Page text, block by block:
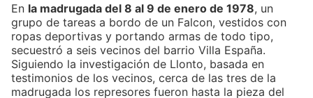
En la madrugada del 8 al 9 de enero de 1978, un
grupo de tareas a bordo de un Falcon, vestidos con
ropas deportivas y portando armas de todo tipo,
secuestró a seis vecinos del barrio Villa España.
Siguiendo la investigación de Llonto, basada en
testimonios de los vecinos, cerca de las tres de la
madrugada los represores fueron hasta la pieza del